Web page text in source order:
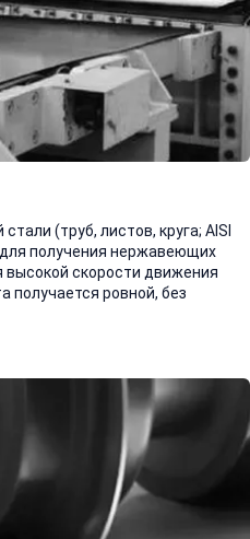
(труб, листов, круга; AISI
получения нержавеющих
высокой скорости движения
получается ровной, без